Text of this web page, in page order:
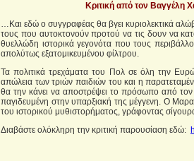
Κριτική από τον Βαγγέλη
…Και εδώ ο συγγραφέας θα βγει κυριολεκτικά
τους που αυτοκτονούν προτού να τις δουν να
θυελλώδη ιστορικά γεγονότα που τους
απολύτως εξατομικευμένου φίλτρου.
Τα πολιτικά τρεχάματα του Πολ σε όλη την
απώλεια των τριών παιδιών του και η
θα την κάνει να αποστρέψει το πρόσωπο από τον
παγιδευμένη στην υπαρξιακή της μέγγενη. Ο
του ιστορικού μυθιστορήματος, γράφοντας
Διαβάστε ολόκληρη την κριτική παρουσίαση εδώ: